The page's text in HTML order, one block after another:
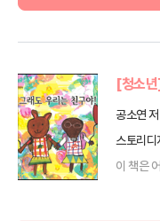
[청소
공소연 저
스토리디
이 책은